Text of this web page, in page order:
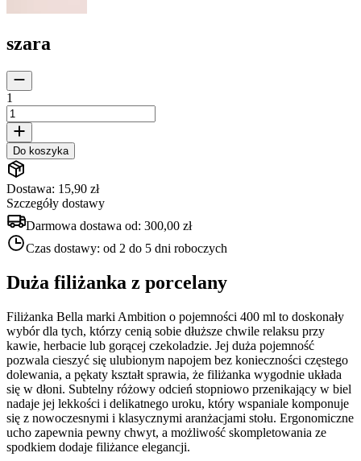
szara
1
Do koszyka
Dostawa: 15,90 zł
Szczegóły dostawy
Darmowa dostawa od: 300,00 zł
Czas dostawy: od 2 do 5 dni roboczych
Duża filiżanka z porcelany
Filiżanka Bella marki Ambition o pojemności 400 ml to doskonały
wybór dla tych, którzy cenią sobie dłuższe chwile relaksu przy
kawie, herbacie lub gorącej czekoladzie. Jej duża pojemność
pozwala cieszyć się ulubionym napojem bez konieczności częstego
dolewania, a pękaty kształt sprawia, że filiżanka wygodnie układa
się w dłoni. Subtelny różowy odcień stopniowo przenikający w biel
nadaje jej lekkości i delikatnego uroku, który wspaniale komponuje
się z nowoczesnymi i klasycznymi aranżacjami stołu. Ergonomiczne
ucho zapewnia pewny chwyt, a możliwość skompletowania ze
spodkiem dodaje filiżance elegancji.